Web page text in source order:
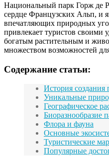
Национальный парк Горж де
сердце Французских Альп, и
впечатляющих природных
привлекает туристов своими
богатым растительным и
множеством возможностей
Содержание статьи:
История создания
Уникальные
Географическое
Биоразнообразие
Флора и фауна
Основные
Туристические
Популярные